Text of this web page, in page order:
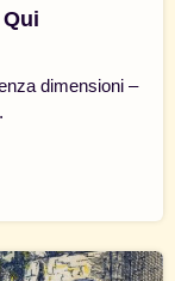
dimensioni –